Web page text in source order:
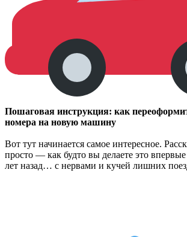
Пошаговая инструкция: как
номера на новую машину
Вот тут начинается самое интересное.
просто — как будто вы делаете это
лет назад… с нервами и кучей лишних